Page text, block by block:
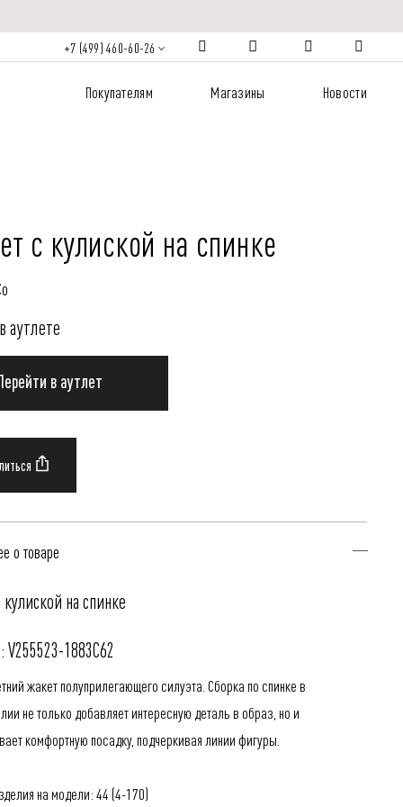
+7 (499) 460-60-26
Покупателям Магазины Новости
с кулиской на спинке
аутлете
в аутлет
о товаре
на спинке
V255523-1883C62
жакет полуприлегающего силуэта. Сборка по спинке в
не только добавляет интересную деталь в образ, но и
комфортную посадку, подчеркивая линии фигуры.
на модели: 44 (4-170)